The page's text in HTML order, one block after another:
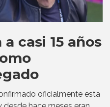
casi 15 años
oficialmente esta